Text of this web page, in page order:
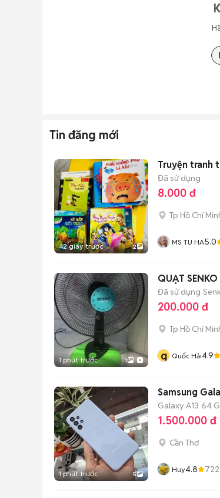
Tin đăng mới
42 giây trước 2
Truyện tranh
Đã sử dụng
8.000 đ
Tp Hồ Chí
MS TU HA5.0
1 phút trước 1
QUẠT
Đã sử dụng
200.000 đ
Tp Hồ Chí
q Quốc Hải4.9
1 phút trước 5
Samsung
Galaxy A13 64
1.500.000 đ
Cần Thơ
Huy4.8 722